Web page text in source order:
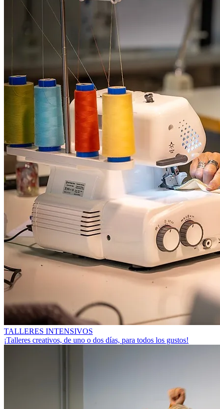
TALLERES INTENSIVOS
¡Talleres creativos, de uno o dos días, para todos los gustos!